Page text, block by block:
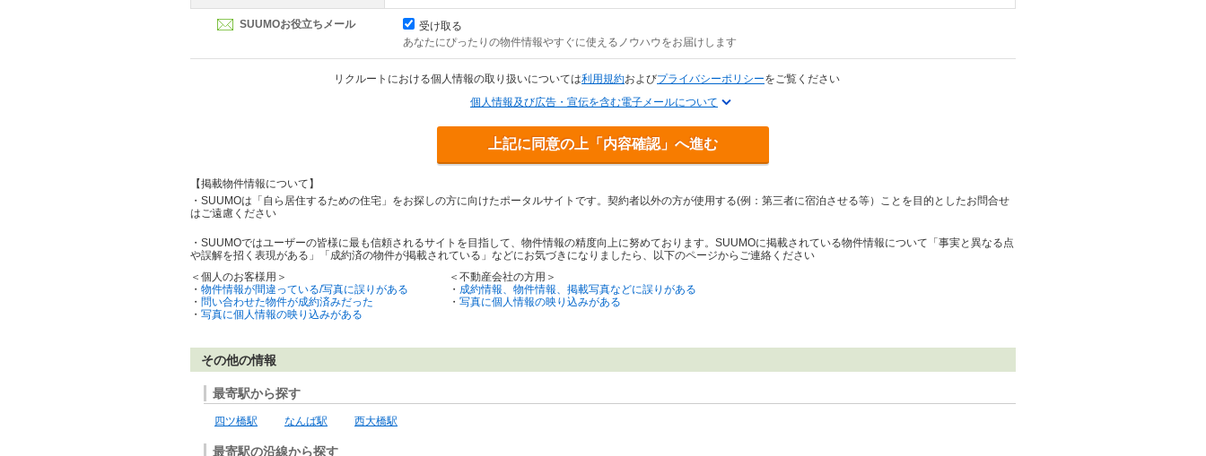
SUUMOお役立ちメール
受け取る
あなたにぴったりの物件情報やすぐに使えるノウハウをお届けします
リクルートにおける個人情報の取り扱いについては利用規約およびプライバシーポリシーをご覧ください
個人情報及び広告・宣伝を含む電子メールについて
上記に同意の上「内容確認」へ進む
【掲載物件情報について】
・SUUMOは「自ら居住するための住宅」をお探しの方に向けたポータルサイトです。契約者以外の方が使用する(例：第三者に宿泊させる等）ことを目的としたお問合せ
はご遠慮ください
・SUUMOではユーザーの皆様に最も信頼されるサイトを目指して、物件情報の精度向上に努めております。SUUMOに掲載されている物件情報について「事実と異なる点
や誤解を招く表現がある」「成約済の物件が掲載されている」などにお気づきになりましたら、以下のページからご連絡ください
＜個人のお客様用＞
・ 物件情報が間違っている/写真に誤りがある
・ 問い合わせた物件が成約済みだった
・ 写真に個人情報の映り込みがある
＜不動産会社の方用＞
・ 成約情報、物件情報、掲載写真などに誤りがある
・ 写真に個人情報の映り込みがある
その他の情報
最寄駅から探す
四ツ橋駅 なんば駅 西大橋駅
最寄駅の沿線から探す